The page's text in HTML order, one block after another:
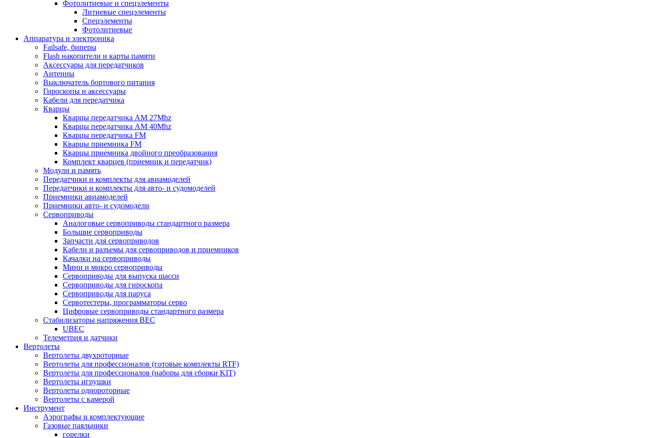
Фотолитиевые и спецэлементы
Литиевые спецэлементы
Спецэлементы
Фотолитиевые
Аппаратура и электроника
Failsafe, биперы
Flash накопители и карты памяти
Аксессуары для передатчиков
Антенны
Выключатель бортового питания
Гироскопы и аксессуары
Кабели для передатчика
Кварцы
Кварцы передатчика AM 27Mhz
Кварцы передатчика AM 40Mhz
Кварцы передатчика FM
Кварцы приемника FM
Кварцы приемника двойного преобразования
Комплект кварцев (приемник и передатчик)
Модули и память
Передатчики и комплекты для авиамоделей
Передатчики и комплекты для авто- и судомоделей
Приемники авиамоделей
Приемники авто- и судомодели
Сервоприводы
Аналоговые сервоприводы стандартного размера
Большие сервоприводы
Запчасти для сервоприводов
Кабели и разъемы для сервоприводов и приемников
Качалки на сервоприводы
Мини и микро сервоприводы
Сервоприводы для выпуска шасси
Сервоприводы для гироскопа
Сервоприводы для паруса
Сервотестеры, программаторы серво
Цифровые сервоприводы стандартного размера
Стабилизаторы напряжения BEC
UBEC
Телеметрия и датчики
Вертолеты
Вертолеты двухроторные
Вертолеты для профессионалов (готовые комплекты RTF)
Вертолеты для профессионалов (наборы для сборки KIT)
Вертолеты игрушки
Вертолеты однороторные
Вертолеты с камерой
Инструмент
Аэрографы и комплектующие
Газовые паяльники
горелки